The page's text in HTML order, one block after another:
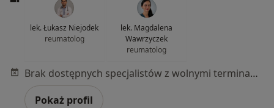
lek. Łukasz Niejodek
reumatolog
lek. Magdalena
Wawrzyczek
reumatolog
Brak dostępnych specjalistów z wolnymi terminami w tym centrum medycznym.
Pokaż profil